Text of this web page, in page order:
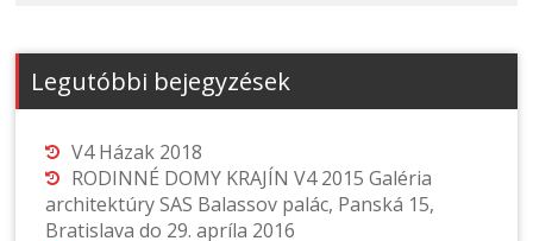
Legutóbbi bejegyzések
V4 Házak 2018
RODINNÉ DOMY KRAJÍN V4 2015 Galéria
architektúry SAS Balassov palác, Panská 15,
Bratislava do 29. apríla 2016